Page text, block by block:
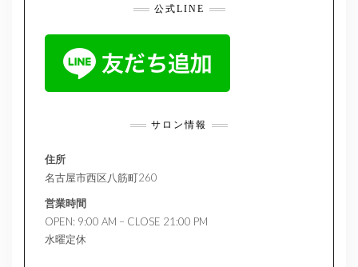
公式LINE
サロン情報
住所
名古屋市西区八筋町260
営業時間
OPEN: 9:00 AM – CLOSE 21:00 PM
水曜定休